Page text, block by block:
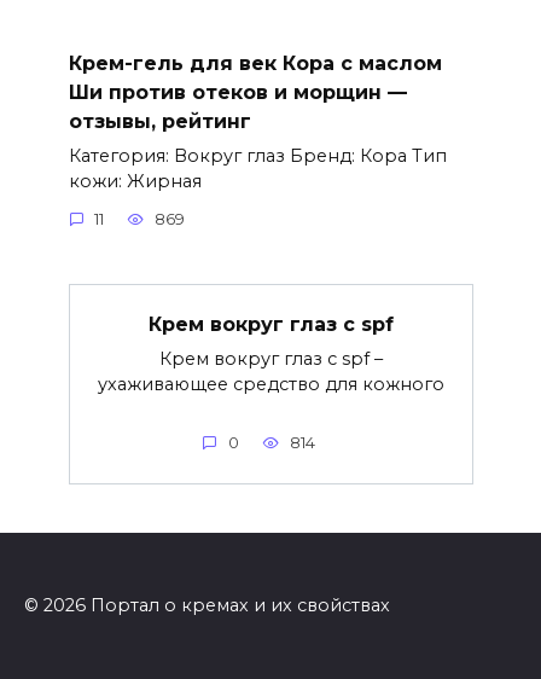
Крем-гель для век Кора с маслом
Ши против отеков и морщин —
отзывы, рейтинг
Категория: Вокруг глаз Бренд: Кора Тип
кожи: Жирная
11 869
Крем вокруг глаз с spf
Крем вокруг глаз с spf –
ухаживающее средство для кожного
0 814
© 2026 Портал о кремах и их свойствах